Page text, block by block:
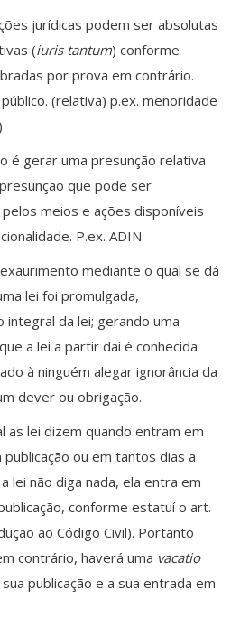
jurídicas podem ser absolutas
(iuris tantum) conforme
por prova em contrário.
(relativa) p.ex. menoridade
é gerar uma presunção relativa
que pode ser
meios e ações disponíveis
P.ex. ADIN
mediante o qual se dá
lei foi promulgada,
da lei; gerando uma
a lei a partir daí é conhecida
à ninguém alegar ignorância da
dever ou obrigação.
as lei dizem quando entram em
ou em tantos dias a
lei não diga nada, ela entra em
conforme estatuí o art.
ao Código Civil). Portanto
contrário, haverá uma vacatio
publicação e a sua entrada em